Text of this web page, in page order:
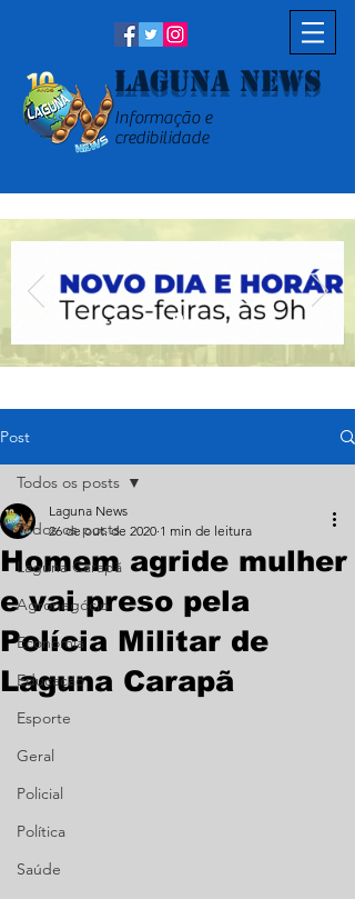
Laguna News
Informação e
credibilidade
Post
Todos os posts
Laguna Carapã
Agronegócio
Economia
Educação
Esporte
Geral
Policial
Política
Saúde
Todos os posts
Homem agride mulher
e vai preso pela
Polícia Militar de
Laguna Carapã
Laguna News
26 de out. de 2020 1 min de leitura